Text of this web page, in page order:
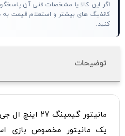
اگر این کالا یا مشخصات فنی آن
کانفیگ های بیشتر و استعلام قیمت
کنید.
توضیحات
یک مانیتور مخصوص بازی